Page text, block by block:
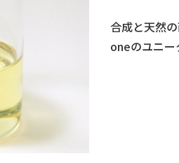
文
合成と天然
oneのユニー